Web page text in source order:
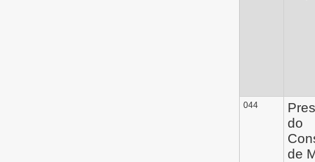
044
do
de